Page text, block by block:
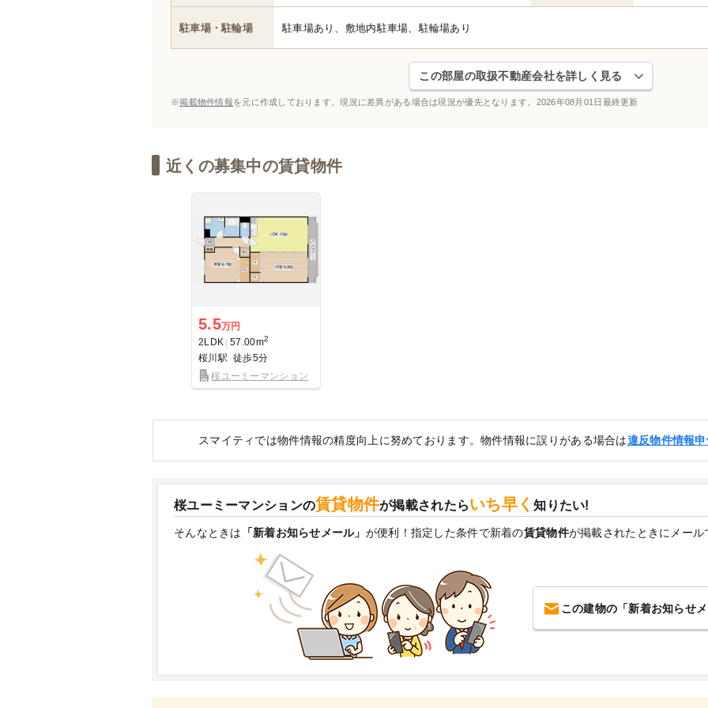
駐車場・駐輪場 駐車場あり、敷地内駐車場、駐輪場あり
この部屋の取扱不動産会社を詳しく見る
※掲載物件情報を元に作成しております。現況に差異がある場合は現況が優先となります。 2026年08月01日最終更新
近くの募集中の賃貸物件
5.5万円
2LDK 57.00m2
桜川駅 徒歩5分
桜ユーミーマンション
スマイティでは物件情報の精度向上に努めております。物件情報に誤りがある場合は違反物件情報
桜ユーミーマンションの賃貸物件が掲載されたらいち早く知りたい!
そんなときは 「新着お知らせメール」 が便利！指定した条件で新着の賃貸物件が掲載されたときにメール
この建物の「新着お知らせ